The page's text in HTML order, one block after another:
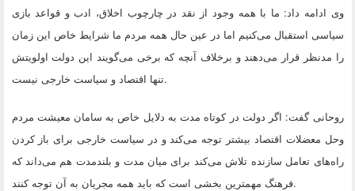
وی ادامه داد: ما با همه وجود از نقد در چارچوب اخلاق، ادب و قواعد بازی
سیاسی استقبال می‌کنیم اما در عین حال همه مردم ما شرایط خاص این زمان
را مدنظر قرار می‌دهند و برخلاف آنچه که برخی می‌گویند این دولت اولویتش
تنها اقتصاد و سیاست خارجی نیست.
روحانی گفت: اگر دولت در کوتاه مدت به دلایل خاص به سامان معیشت مردم
وحل معضلات اقتصاد بیشتر توجه می‌کند و در سیاست خارجی برای باز کردن
راه‌های تعامل سازنده تلاش می‌کند برای میان مدت و بلندمدت هم می‌داند که
فرهنگ مهمترین بخشی است که باید همه مجریان به آن توجه کنند.